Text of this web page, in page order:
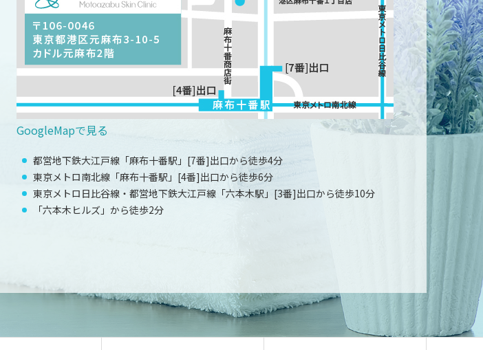
GoogleMapで見る
都営地下鉄大江戸線「麻布十番駅」[7番]出口から徒歩4分
東京メトロ南北線「麻布十番駅」[4番]出口から徒歩6分
東京メトロ日比谷線・都営地下鉄大江戸線「六本木駅」[3番]出口から徒歩10分
「六本木ヒルズ」から徒歩2分